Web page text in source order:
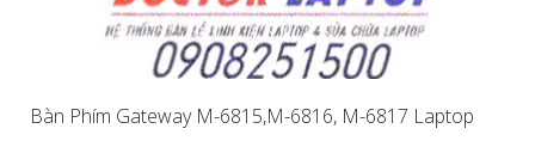
Bàn Phím Gateway M-6815,M-6816, M-6817 Laptop